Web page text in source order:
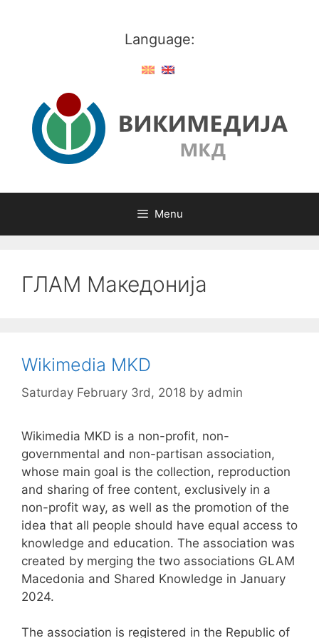
Language:
Menu
ГЛАМ Македонија
Wikimedia MKD
Saturday February 3rd, 2018 by admin
Wikimedia MKD is a non-profit, non-
governmental and non-partisan association,
whose main goal is the collection, reproduction
and sharing of free content, exclusively in a
non-profit way, as well as the promotion of the
idea that all people should have equal access to
knowledge and education. The association was
created by merging the two associations GLAM
Macedonia and Shared Knowledge in January
2024.
The association is registered in the Republic of